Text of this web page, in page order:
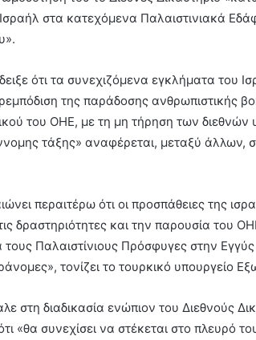
στα κατεχόμενα Παλαιστινιακά
ότι τα συνεχιζόμενα εγκλήματα του
της παράδοσης ανθρωπιστικής
του ΟΗΕ, με τη μη τήρηση των
τάξης» αναφέρεται, μεταξύ άλλων,
περαιτέρω ότι οι προσπάθειες της
δραστηριότητες και την παρουσία του
Παλαιστίνιους Πρόσφυγες στην
τονίζει το τουρκικό υπουργείο
στη διαδικασία ενώπιον του Διεθνούς
«θα συνεχίσει να στέκεται στο πλευρό